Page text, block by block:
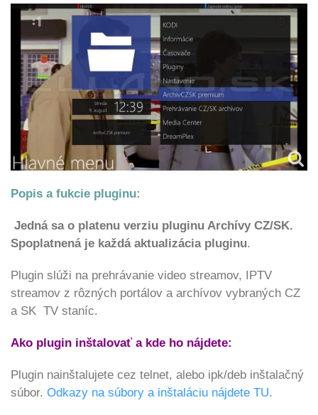
Popis a fukcie pluginu:
Jedná sa o platenu verziu pluginu Archívy CZ/SK.
Spoplatnená je každá aktualizácia pluginu.
Plugin slúži na prehrávanie video streamov, IPTV
streamov z rôzných portálov a archívov vybraných CZ
a SK TV staníc.
Ako plugin inštalovať a kde ho nájdete:
Plugin nainštalujete cez telnet, alebo ipk/deb inštalačný
súbor. Odkazy na súbory a inštaláciu nájdete TU.